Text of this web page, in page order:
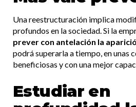
Una reestructuración implica
profundos en la sociedad. Si la
prever con antelación la
podrá superarla a tiempo, en unas
beneficiosas y con una mejor
Estudiar en